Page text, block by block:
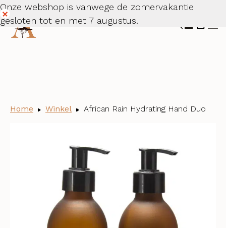
Onze webshop is vanwege de zomervakantie
gesloten tot en met 7 augustus.
Dismiss
Home Winkel African Rain Hydrating Hand Duo